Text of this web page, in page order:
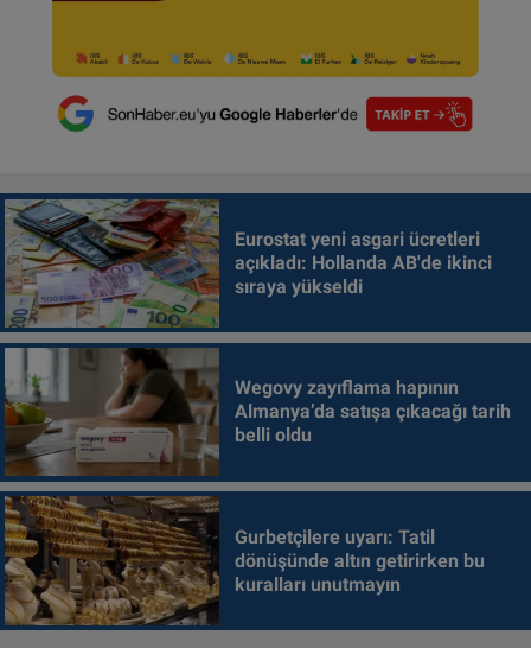
Eurostat yeni asgari ücretleri
açıkladı: Hollanda AB'de ikinci
sıraya yükseldi
Wegovy zayıflama hapının
Almanya’da satışa çıkacağı tarih
belli oldu
Gurbetçilere uyarı: Tatil
dönüşünde altın getirirken bu
kuralları unutmayın